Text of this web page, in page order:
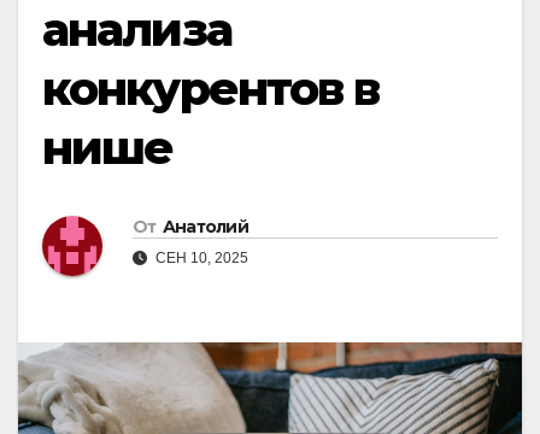
анализа
конкурентов в
нише
От Анатолий
СЕН 10, 2025